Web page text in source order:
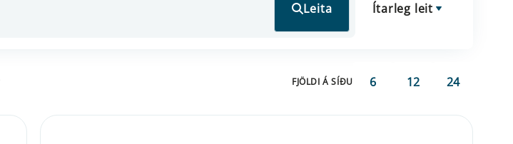
Leita Ítarleg leit
FJÖLDI Á SÍÐU 6 12 24